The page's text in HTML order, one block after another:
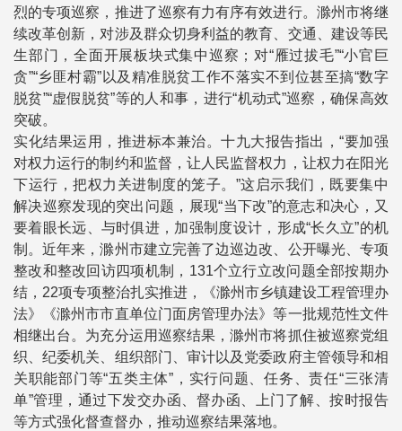
烈的专项巡察，推进了巡察有力有序有效进行。滁州市将继
续改革创新，对涉及群众切身利益的教育、交通、建设等民
生部门，全面开展板块式集中巡察；对“雁过拔毛”“小官巨
贪”“乡匪村霸”以及精准脱贫工作不落实不到位甚至搞“数字
脱贫”“虚假脱贫”等的人和事，进行“机动式”巡察，确保高效
突破。
实化结果运用，推进标本兼治。十九大报告指出，“要加强
对权力运行的制约和监督，让人民监督权力，让权力在阳光
下运行，把权力关进制度的笼子。”这启示我们，既要集中
解决巡察发现的突出问题，展现“当下改”的意志和决心，又
要着眼长远、与时俱进，加强制度设计，形成“长久立”的机
制。近年来，滁州市建立完善了边巡边改、公开曝光、专项
整改和整改回访四项机制，131个立行立改问题全部按期办
结，22项专项整治扎实推进，《滁州市乡镇建设工程管理办
法》《滁州市市直单位门面房管理办法》等一批规范性文件
相继出台。为充分运用巡察结果，滁州市将抓住被巡察党组
织、纪委机关、组织部门、审计以及党委政府主管领导和相
关职能部门等“五类主体”，实行问题、任务、责任“三张清
单”管理，通过下发交办函、督办函、上门了解、按时报告
等方式强化督查督办，推动巡察结果落地。